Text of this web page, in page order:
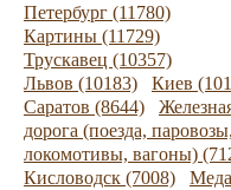
Петербург (11780)
Картины (11729)
Трускавец (10357)
Львов (10183)
Киев
Саратов (8644)
дорога (поезда, паровозы,
локомотивы, вагоны)
Кисловодск (7008)